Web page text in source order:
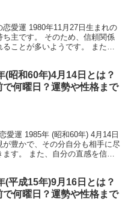
愛運 1980年11月27日生まれの
ち主です。 そのため、信頼関係
ことが多いようです。 また、
(昭和60年)4月14日とは？
で何曜日？運勢や性格まで
愛運 1985年 (昭和60年) 4月14日
豊かで、その分自分も相手に尽
す。 また、自分の直感を信じ
(平成15年)9月16日とは？
で何曜日？運勢や性格まで